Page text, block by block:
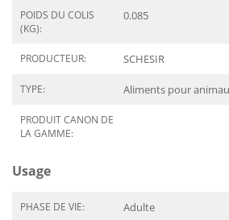
POIDS DU COLIS
(KG):
0.085
PRODUCTEUR: SCHESIR
TYPE: Aliments pour
PRODUIT CANON DE
LA GAMME:
Usage
PHASE DE VIE: Adulte